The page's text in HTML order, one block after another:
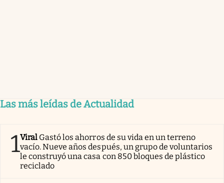
Las más leídas de Actualidad
1Viral Gastó los ahorros de su vida en un terreno
vacío. Nueve años después, un grupo de voluntarios
le construyó una casa con 850 bloques de plástico
reciclado